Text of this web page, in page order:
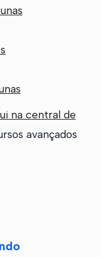
na central de
avançados